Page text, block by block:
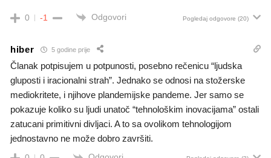
0 -1 Odgovori Pogledaj odgovore (20)
hiber 5 godine prije
Članak potpisujem u potpunosti, posebno rečenicu “ljudska
gluposti i iracionalni strah”. Jednako se odnosi na stožerske
mediokritete, i njihove plandemijske pandeme. Jer samo se
pokazuje koliko su ljudi unatoč “tehnološkim inovacijama” ostali
zatucani primitivni divljaci. A to sa ovolikom tehnologijom
jednostavno ne može dobro završiti.